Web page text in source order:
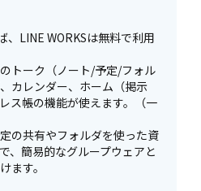
、LINE WORKSは無料で利用
トーク（ノート/予定/フォル
カレンダー、ホーム（掲示
ス帳の機能が使えます。（一
の共有やフォルダを使った資
、簡易的なグループウェアと
ます。